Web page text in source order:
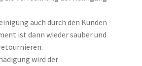
auch durch den Kunden
ist dann wieder sauber und
wird der